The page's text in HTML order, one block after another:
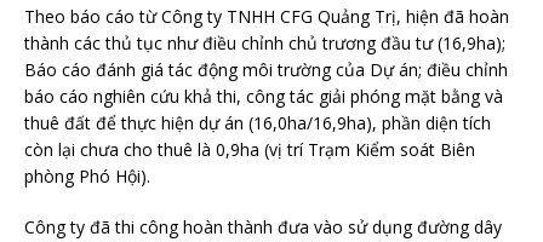
Theo báo cáo từ Công ty TNHH CFG Quảng Trị, hiện đã hoàn
thành các thủ tục như điều chỉnh chủ trương đầu tư (16,9ha);
Báo cáo đánh giá tác động môi trường của Dự án; điều chỉnh
báo cáo nghiên cứu khả thi, công tác giải phóng mặt bằng và
thuê đất để thực hiện dự án (16,0ha/16,9ha), phần diện tích
còn lại chưa cho thuê là 0,9ha (vị trí Trạm Kiểm soát Biên
phòng Phó Hội).
Công ty đã thi công hoàn thành đưa vào sử dụng đường dây